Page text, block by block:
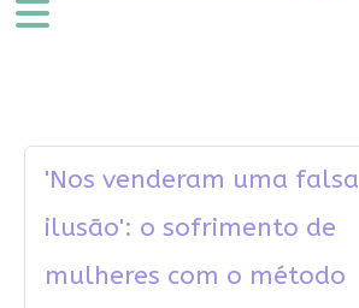
'Nos venderam uma falsa
ilusão': o sofrimento de
mulheres com o método